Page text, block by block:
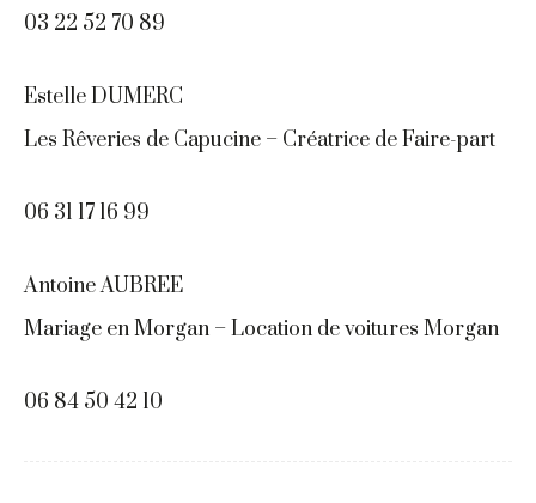
03 22 52 70 89
Estelle DUMERC
Les Rêveries de Capucine – Créatrice de Faire-part
06 31 17 16 99
Antoine AUBREE
Mariage en Morgan – Location de voitures Morgan
06 84 50 42 10